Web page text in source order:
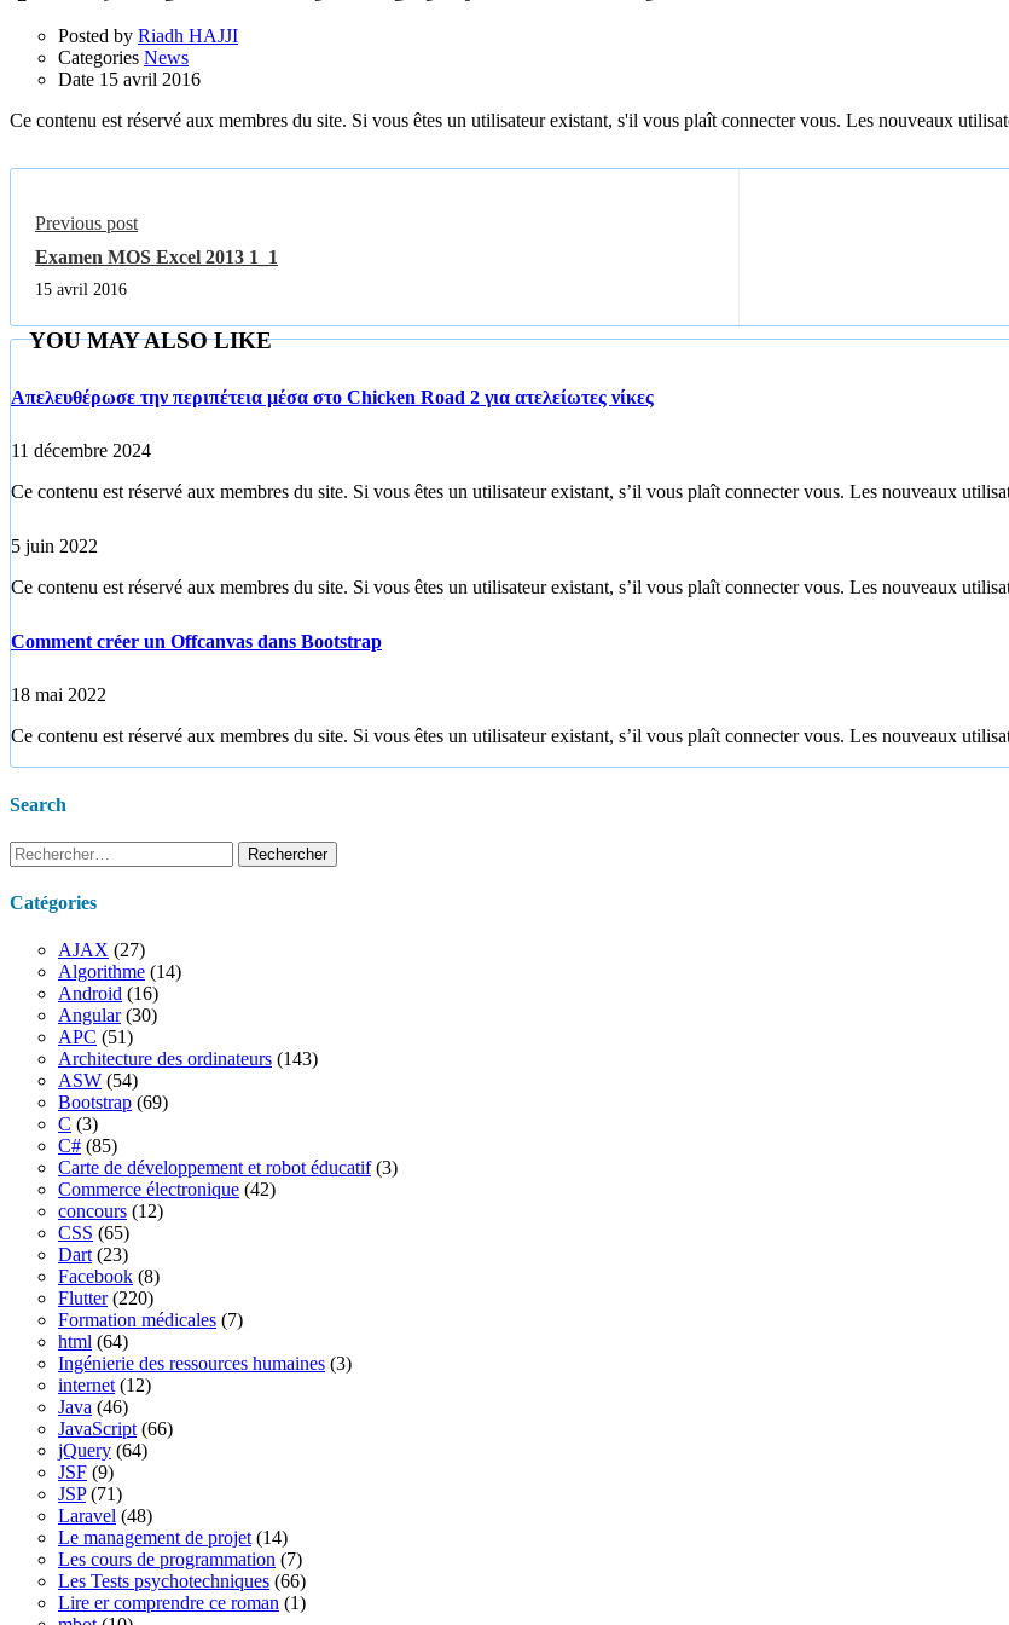
Posted by Riadh HAJJI
Categories News
Date 15 avril 2016
Ce contenu est réservé aux membres du site. Si vous êtes un utilisateur existant, s'il vous plaît connecter vous. Les nouveaux
Previous post
Examen MOS Excel 2013 1_1
15 avril 2016
YOU MAY ALSO LIKE
Απελευθέρωσε την περιπέτεια μέσα στο Chicken Road 2 για ατελείωτες νίκες
11 décembre 2024
Ce contenu est réservé aux membres du site. Si vous êtes un utilisateur existant, s’il vous plaît connecter vous. Les nouveaux
5 juin 2022
Ce contenu est réservé aux membres du site. Si vous êtes un utilisateur existant, s’il vous plaît connecter vous. Les nouveaux
Comment créer un Offcanvas dans Bootstrap
18 mai 2022
Ce contenu est réservé aux membres du site. Si vous êtes un utilisateur existant, s’il vous plaît connecter vous. Les nouveaux
Search
Rechercher :
Catégories
AJAX (27)
Algorithme (14)
Android (16)
Angular(30)
APC (51)
Architecture des ordinateurs (143)
ASW (54)
Bootstrap (69)
C (3)
C# (85)
Carte de développement et robot éducatif(3)
Commerce électronique (42)
concours (12)
CSS (65)
Dart(23)
Facebook (8)
Flutter(220)
Formation médicales (7)
html (64)
Ingénierie des ressources humaines (3)
internet(12)
Java (46)
JavaScript(66)
jQuery (64)
JSF (9)
JSP(71)
Laravel (48)
Le management de projet(14)
Les cours de programmation (7)
Les Tests psychotechniques (66)
Lire er comprendre ce roman (1)